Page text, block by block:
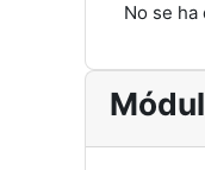
No se